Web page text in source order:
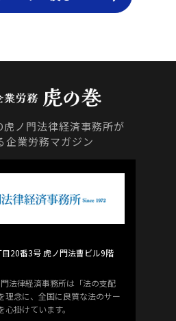
ノ門法律経済事務所が
企業労務マガジン
20番3号 虎ノ門法曹ビル9階
法律経済事務所は「法の支配
理念に、全国に良質な法のサー
掛けています。